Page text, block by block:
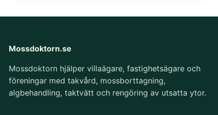
Mossdoktorn.se
Mossdoktorn hjälper villaägare, fastighetsägare och
föreningar med takvård, mossborttagning,
algbehandling, taktvätt och rengöring av utsatta ytor.